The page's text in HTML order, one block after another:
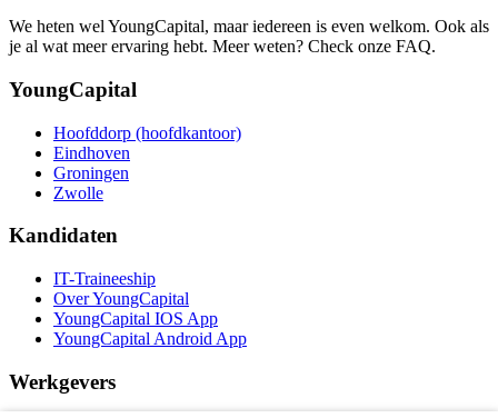
We heten wel YoungCapital, maar iedereen is even welkom. Ook als
je al wat meer ervaring hebt. Meer weten? Check onze FAQ.
YoungCapital
Hoofddorp (hoofdkantoor)
Eindhoven
Groningen
Zwolle
Kandidaten
IT-Traineeship
Over YoungCapital
YoungCapital IOS App
YoungCapital Android App
Werkgevers